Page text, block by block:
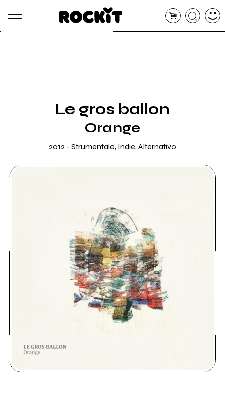
SHOPLe gros ballon
Orange
2012 - Strumentale, Indie, Alternativo